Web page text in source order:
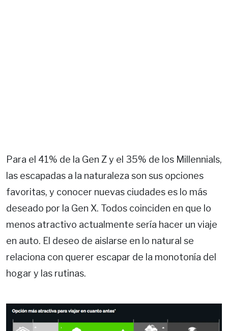
Para el 41% de la Gen Z y el 35% de los Millennials,
las escapadas a la naturaleza son sus opciones
favoritas, y conocer nuevas ciudades es lo más
deseado por la Gen X. Todos coinciden en que lo
menos atractivo actualmente sería hacer un viaje
en auto. El deseo de aislarse en lo natural se
relaciona con querer escapar de la monotonía del
hogar y las rutinas.